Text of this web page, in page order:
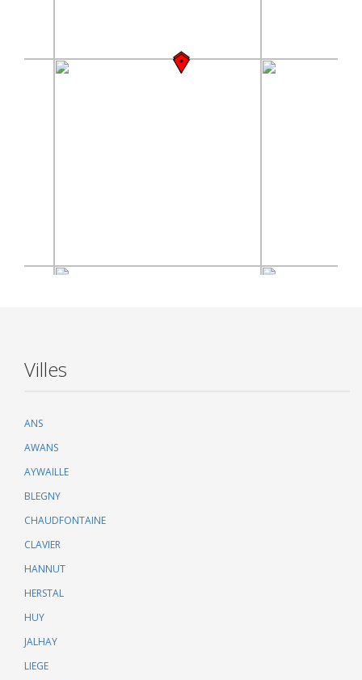
Villes
ANS
AWANS
AYWAILLE
BLEGNY
CHAUDFONTAINE
CLAVIER
HANNUT
HERSTAL
HUY
JALHAY
LIEGE